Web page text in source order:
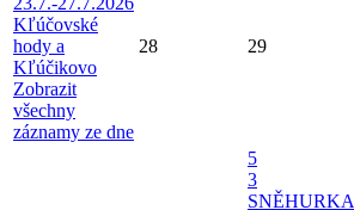
Kľúčovské
hody a
Kľúčikovo
Zobrazit
všechny
záznamy ze dne
28 29
5
3
SNĚHURKA